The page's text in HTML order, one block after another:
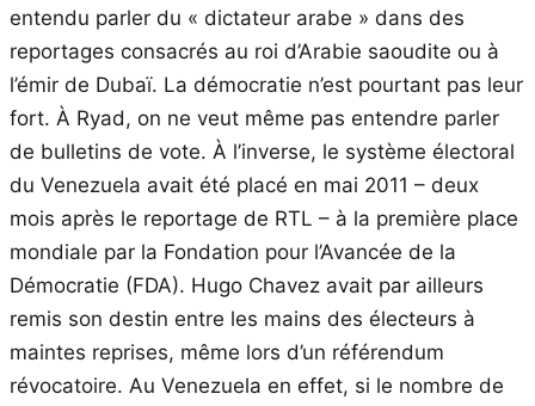
entendu parler du « dictateur arabe » dans des
reportages consacrés au roi d’Arabie saoudite ou à
l’émir de Dubaï. La démocratie n’est pourtant pas leur
fort. À Ryad, on ne veut même pas entendre parler
de bulletins de vote. À l’inverse, le système électoral
du Venezuela avait été placé en mai 2011 – deux
mois après le reportage de RTL – à la première place
mondiale par la Fondation pour l’Avancée de la
Démocratie (FDA). Hugo Chavez avait par ailleurs
remis son destin entre les mains des électeurs à
maintes reprises, même lors d’un référendum
révocatoire. Au Venezuela en effet, si le nombre de